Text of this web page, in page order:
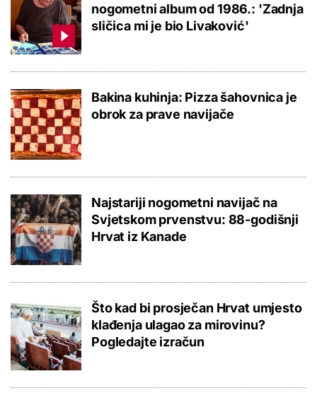
nogometni album od 1986.: 'Zadnja
sličica mi je bio Livaković'
Bakina kuhinja: Pizza šahovnica je
obrok za prave navijače
Najstariji nogometni navijač na
Svjetskom prvenstvu: 88-godišnji
Hrvat iz Kanade
Što kad bi prosječan Hrvat umjesto
klađenja ulagao za mirovinu?
Pogledajte izračun